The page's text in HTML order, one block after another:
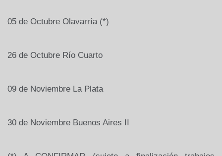
05 de Octubre Olavarría (*)
26 de Octubre Río Cuarto
09 de Noviembre La Plata
30 de Noviembre Buenos Aires II